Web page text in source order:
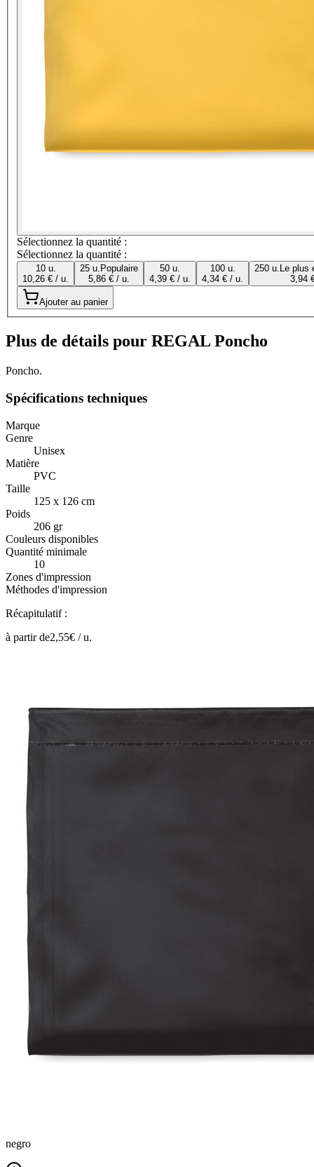
Sélectionnez la quantité :
Sélectionnez la quantité :
10 u.
10,26 € / u.
25 u. Populaire
5,86 € / u.
50 u.
4,39 € / u.
100 u.
4,34 € / u.
250 u. Le plus
3,94
Ajouter au panier
Plus de détails pour REGAL Poncho
Poncho.
Spécifications techniques
Marque
Genre
Unisex
Matière
PVC
Taille
125 x 126 cm
Poids
206 gr
Couleurs disponibles
Quantité minimale
10
Zones d'impression
Méthodes d'impression
Récapitulatif :
à partir de2,55€ /u.
negro